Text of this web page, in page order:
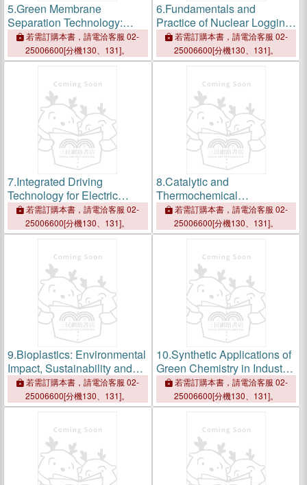
5.Green Membrane
Separation Technology:
Sustainable Solutions:
Current Trends and Future
Developments in Bio-
若需訂購本書，請電洽客服 02-
25006600[分機130、131]。
6.Fundamentals and
Practice of Nuclear Logging:
A Subsurface Measurement
Technology
若需訂購本書，請電洽客服 02-
25006600[分機130、131]。
7.Integrated Driving
Technology for Electric
Vehicles
若需訂購本書，請電洽客服 02-
25006600[分機130、131]。
8.Catalytic and
Thermochemical
Conversion of Plastic Waste
若需訂購本書，請電洽客服 02-
25006600[分機130、131]。
9.Bioplastics: Environmental
Impact, Sustainability and
Applications
若需訂購本書，請電洽客服 02-
25006600[分機130、131]。
10.Synthetic Applications of
Green Chemistry in Industry:
Green Sustainable Process
for Chemical and
Environmental Engineering
若需訂購本書，請電洽客服 02-
25006600[分機130、131]。